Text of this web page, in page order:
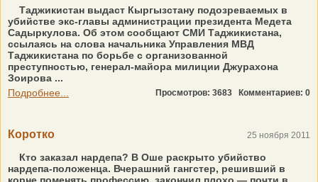
Таджикистан выдаст Кыргызстану подозреваемых в
убийстве экс-главы администрации президента Медета
Садыркулова. Об этом сообщают СМИ Таджикистана,
ссылаясь на слова начальника Управления МВД
Таджикистана по борьбе с организованной
преступностью, генерал-майора милиции Джурахона
Зоирова ...
Подробнее...
Просмотров: 3683 Комментариев: 0
Коротко 25 ноября 2011
Кто заказал нардепа? В Оше раскрыто убийство
нардепа-положенца. Вчерашний гангстер, решивший в